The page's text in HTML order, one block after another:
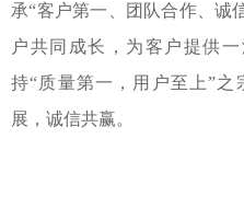
承“客户第一、团队合作、诚
户共同成长，为客户提供
持“质量第一，用户至上”
展，诚信共赢。